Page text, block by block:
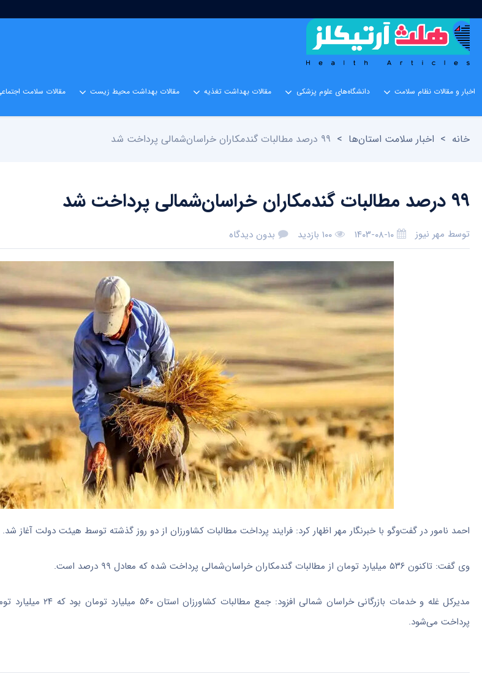
اخبار و مقالات نظام سلامت دانشگاه‌های علوم پزشکی مقالات بهداشت تغذیه مقالات بهداشت محیط زیست مقالات سلامت
خانه > اخبار سلامت استان‌ها > ۹۹ درصد مطالبات گندمکاران خراسان‌شمالی پرداخت شد
۹۹ درصد مطالبات گندمکاران خراسان‌شمالی پرداخت شد
توسط مهر نیوز ۱۴۰۳-۰۸-۱۰ ۱۰۰ بازدید بدون دیدگاه
احمد نامور در گفت‌وگو با خبرنگار مهر اظهار کرد: فرایند پرداخت مطالبات کشاورزان از دو روز گذشته توسط هیئت دولت آغاز شد.
وی گفت: تاکنون ۵۳۶ میلیارد تومان از مطالبات گندمکارانخراسان‌شمالی پرداخت شده که معادل ۹۹ درصد است.
مدیرکل غله و خدمات بازرگانی خراسان
پرداخت می‌شود.